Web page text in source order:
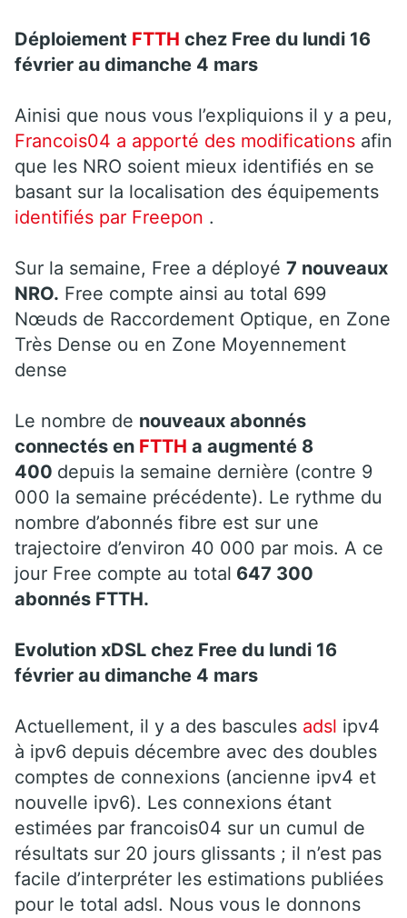
Déploiement FTTH chez Free du lundi 16
février au dimanche 4 mars
Ainisi que nous vous l’expliquions il y a peu,
Francois04 a apporté des modifications afin
que les NRO soient mieux identifiés en se
basant sur la localisation des équipements
identifiés par Freepon .
Sur la semaine, Free a déployé 7 nouveaux
NRO. Free compte ainsi au total 699
Nœuds de Raccordement Optique, en Zone
Très Dense ou en Zone Moyennement
dense
Le nombre de nouveaux abonnés
connectés en FTTH a augmenté 8
400 depuis la semaine dernière (contre 9
000 la semaine précédente). Le rythme du
nombre d’abonnés fibre est sur une
trajectoire d’environ 40 000 par mois. A ce
jour Free compte au total 647 300
abonnés FTTH.
Evolution xDSL chez Free du lundi 16
février au dimanche 4 mars
Actuellement, il y a des bascules adsl ipv4
à ipv6 depuis décembre avec des doubles
comptes de connexions (ancienne ipv4 et
nouvelle ipv6). Les connexions étant
estimées par francois04 sur un cumul de
résultats sur 20 jours glissants ; il n’est pas
facile d’interpréter les estimations publiées
pour le total adsl. Nous vous le donnons